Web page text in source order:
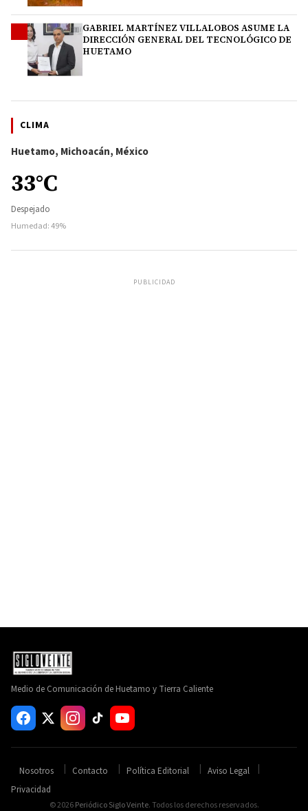
GABRIEL MARTÍNEZ VILLALOBOS ASUME LA
DIRECCIÓN GENERAL DEL TECNOLÓGICO DE
HUETAMO
CLIMA
Huetamo, Michoacán, México
33°C
Despejado
Humedad: 49%
PUBLICIDAD
Medio de Comunicación de Huetamo y Tierra Caliente
Nosotros Contacto Política Editorial
Aviso Legal
Privacidad
© 2026Periódico Siglo Veinte. Todos los derechos reservados.